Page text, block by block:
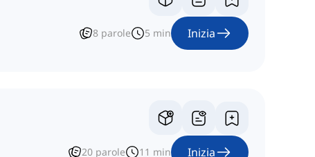
8 parole 5 min Inizia
20 parole 11 min Inizia